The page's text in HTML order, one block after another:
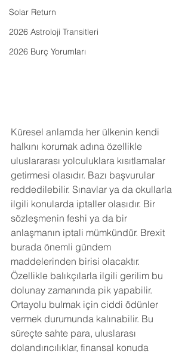
Solar Return
2026 Astroloji Transitleri
2026 Burç Yorumları
Küresel anlamda her ülkenin kendi
halkını korumak adına özellikle
uluslararası yolculuklara kısıtlamalar
getirmesi olasıdır. Bazı başvurular
reddedilebilir. Sınavlar ya da okullarla
ilgili konularda iptaller olasıdır. Bir
sözleşmenin feshi ya da bir
anlaşmanın iptali mümkündür. Brexit
burada önemli gündem
maddelerinden birisi olacaktır.
Özellikle balıkçılarla ilgili gerilim bu
dolunay zamanında pik yapabilir.
Ortayolu bulmak için ciddi ödünler
vermek durumunda kalınabilir. Bu
süreçte sahte para, uluslarası
dolandırıcılıklar, finansal konuda